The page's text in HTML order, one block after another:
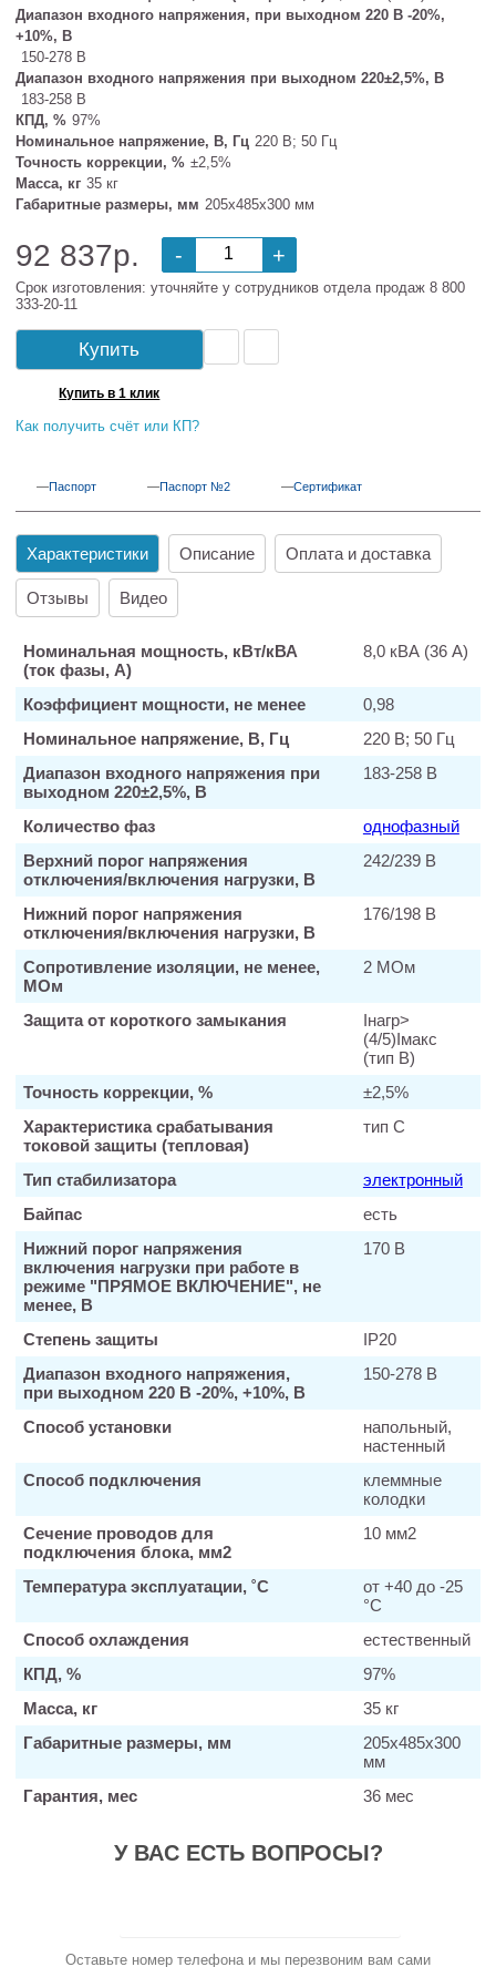
Диапазон входного напряжения, при выходном 220 В -20%,
+10%, В
150-278 В
Диапазон входного напряжения при выходном 220±2,5%, В
183-258 В
КПД, % 97%
Номинальное напряжение, В, Гц 220 В; 50 Гц
Точность коррекции, % ±2,5%
Масса, кг 35 кг
Габаритные размеры, мм 205х485х300 мм
92 837р. - +
Срок изготовления: уточняйте у сотрудников отдела продаж 8 800
333-20-11
Купить
Купить в 1 клик
Как получить счёт или КП?
Паспорт Паспорт №2 Сертификат
Характеристики Описание Оплата и доставка
Отзывы Видео
Номинальная мощность, кВт/кВА
(ток фазы, А)
8,0 кВА (36 А)
Коэффициент мощности, не менее
0,98
Номинальное напряжение, В, Гц
220 В; 50 Гц
Диапазон входного напряжения при
выходном 220±2,5%, В
183-258 В
Количество фаз
однофазный
Верхний порог напряжения
отключения/включения нагрузки, В
242/239 В
Нижний порог напряжения
отключения/включения нагрузки, В
176/198 В
Сопротивление изоляции, не менее,
МОм
2 МОм
Защита от короткого замыкания
Iнагр>
(4/5)Iмакс
(тип В)
Точность коррекции, %
±2,5%
Характеристика срабатывания
токовой защиты (тепловая)
тип С
Тип стабилизатора
электронный
Байпас
есть
Нижний порог напряжения
включения нагрузки при работе в
режиме "ПРЯМОЕ ВКЛЮЧЕНИЕ", не
менее, В
170 В
Степень защиты
IP20
Диапазон входного напряжения,
при выходном 220 В -20%, +10%, В
150-278 В
Способ установки
напольный,
настенный
Способ подключения
клеммные
колодки
Сечение проводов для
подключения блока, мм2
10 мм2
Температура эксплуатации, ˚С
от +40 до -25
°C
Способ охлаждения
естественный
КПД, %
97%
Масса, кг
35 кг
Габаритные размеры, мм
205х485х300
мм
Гарантия, мес
36 мес
У ВАС ЕСТЬ ВОПРОСЫ?
Оставьте номер телефона и мы перезвоним вам сами